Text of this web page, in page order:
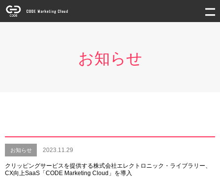
お知らせ
お知らせ 2023.11.29
クリッピングサービスを提供する株式会社エレクトロニック・ライブラリー、
CX向上SaaS「CODE Marketing Cloud」を導入